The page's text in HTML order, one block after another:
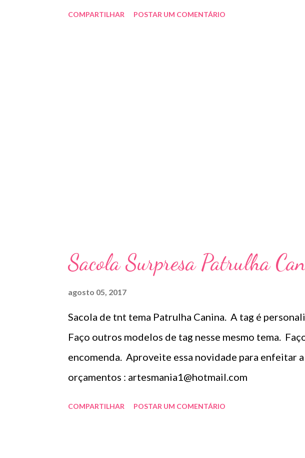
COMPARTILHAR POSTAR UM COMENTÁRIO
Sacola Surpresa Patrulha
agosto 05, 2017
Sacola de tnt tema Patrulha Canina. A tag é
Faço outros modelos de tag nesse mesmo tema.
encomenda. Aproveite essa novidade para enfeitar
orçamentos : artesmania1@hotmail.com
COMPARTILHAR POSTAR UM COMENTÁRIO